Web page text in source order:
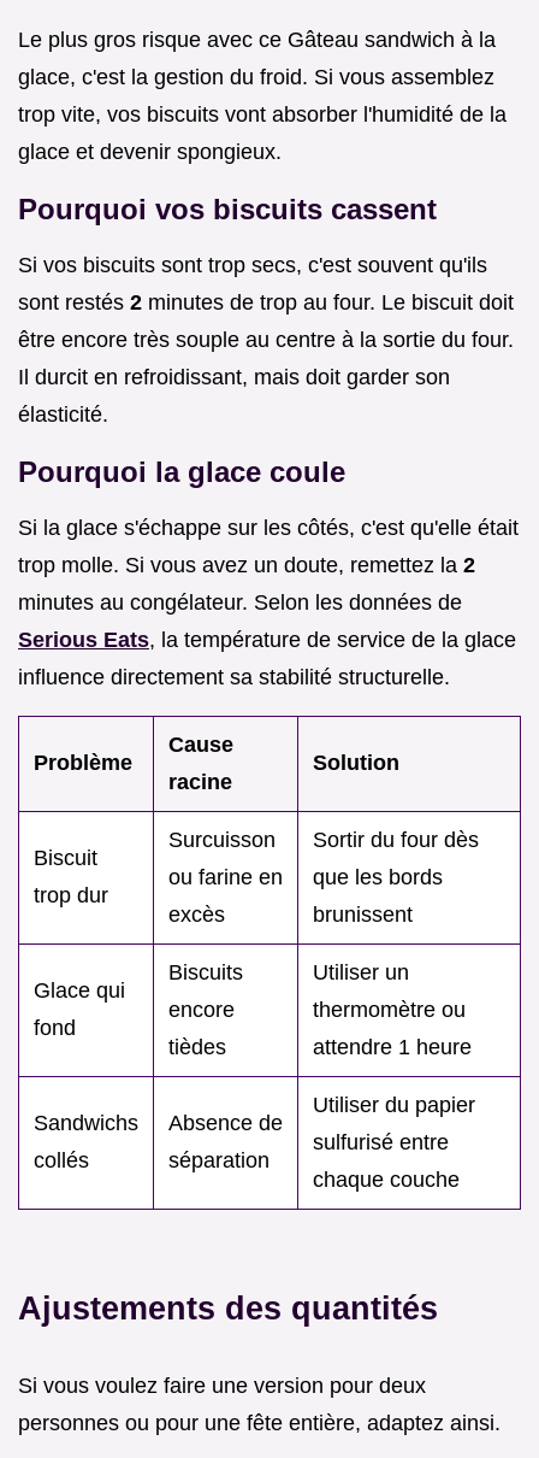
Le plus gros risque avec ce Gâteau sandwich à la
glace, c'est la gestion du froid. Si vous assemblez
trop vite, vos biscuits vont absorber l'humidité de la
glace et devenir spongieux.
Pourquoi vos biscuits cassent
Si vos biscuits sont trop secs, c'est souvent qu'ils
sont restés 2 minutes de trop au four. Le biscuit doit
être encore très souple au centre à la sortie du four.
Il durcit en refroidissant, mais doit garder son
élasticité.
Pourquoi la glace coule
Si la glace s'échappe sur les côtés, c'est qu'elle était
trop molle. Si vous avez un doute, remettez la 2
minutes au congélateur. Selon les données de
Serious Eats, la température de service de la glace
influence directement sa stabilité structurelle.
Problème
Cause
racine
Solution
Biscuit
trop dur
Surcuisson
ou farine en
excès
Sortir du four dès
que les bords
brunissent
Glace qui
fond
Biscuits
encore
tièdes
Utiliser un
thermomètre ou
attendre 1 heure
Sandwichs
collés
Absence de
séparation
Utiliser du papier
sulfurisé entre
chaque couche
Ajustements des quantités
Si vous voulez faire une version pour deux
personnes ou pour une fête entière, adaptez ainsi.